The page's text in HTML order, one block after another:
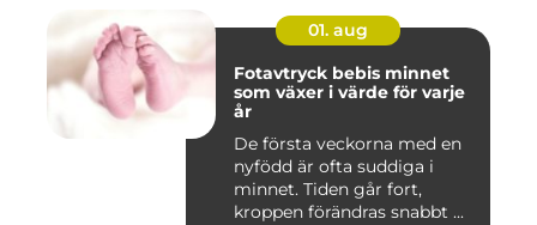
01. aug
Fotavtryck bebis minnet
som växer i värde för varje
år
De första veckorna med en
nyfödd är ofta suddiga i
minnet. Tiden går fort,
kroppen förändras snabbt ...